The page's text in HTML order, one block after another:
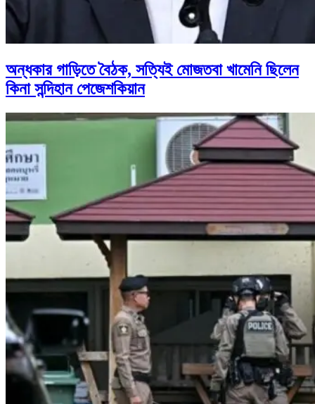
অন্ধকার গাড়িতে বৈঠক, সত্যিই মোজতবা খামেনি ছিলেন
কিনা সন্দিহান পেজেশকিয়ান